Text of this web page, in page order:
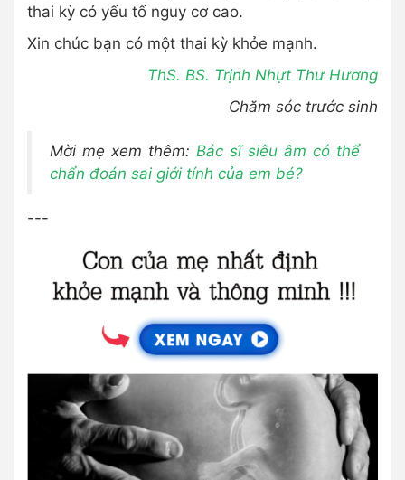
thai kỳ có yếu tố nguy cơ cao.
Xin chúc bạn có một thai kỳ khỏe mạnh.
ThS. BS. Trịnh Nhựt Thư Hương
Chăm sóc trước sinh
Mời mẹ xem thêm: Bác sĩ siêu âm có thể
chẩn đoán sai giới tính của em bé?
---